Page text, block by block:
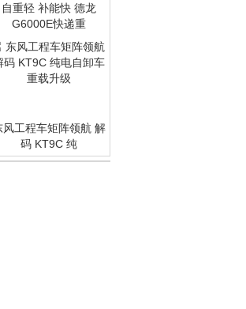
自重轻 补能快 德龙
G6000E快递重
风工程车矩阵领航 解
码 KT9C 纯